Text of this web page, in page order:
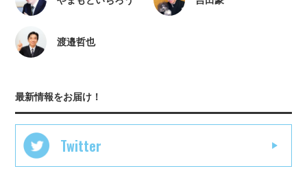
渡邉哲也
最新情報をお届け！
Twitter